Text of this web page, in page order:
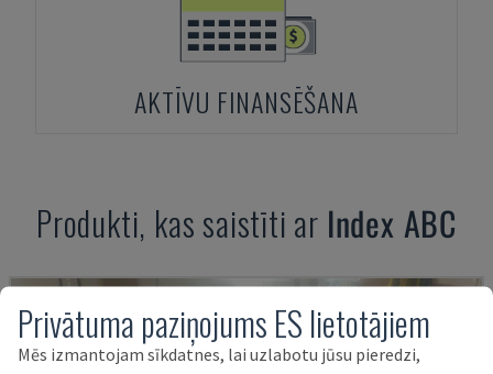
AKTĪVU FINANSĒŠANA
Produkti, kas saistīti ar Index ABC
Privātuma paziņojums ES lietotājiem
Mēs izmantojam sīkdatnes, lai uzlabotu jūsu pieredzi,